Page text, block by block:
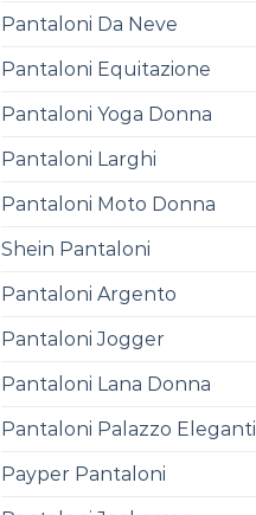
Pantaloni Da Neve
Pantaloni Equitazione
Pantaloni Yoga Donna
Pantaloni Larghi
Pantaloni Moto Donna
Shein Pantaloni
Pantaloni Argento
Pantaloni Jogger
Pantaloni Lana Donna
Pantaloni Palazzo Eleganti
Payper Pantaloni